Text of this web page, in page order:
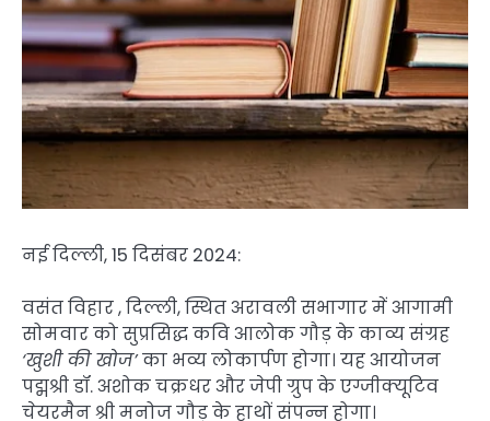
नई दिल्ली, 15 दिसंबर 2024:
वसंत विहार , दिल्ली, स्थित अरावली सभागार में आगामी
सोमवार को सुप्रसिद्ध कवि आलोक गौड़ के काव्य संग्रह
‘खुशी की खोज’का भव्य लोकार्पण होगा। यह आयोजन
पद्मश्री डॉ. अशोक चक्रधर और जेपी ग्रुप के एग्जीक्यूटिव
चेयरमैन श्री मनोज गौड़ के हाथों संपन्न होगा।